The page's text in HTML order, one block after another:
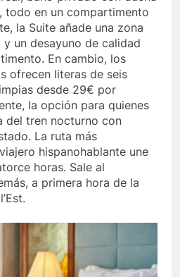
todo en un compartimento
la Suite añade una zona
un desayuno de calidad
En cambio, los
ofrecen literas de seis
desde 29€ por
la opción para quienes
del tren nocturno con
La ruta más
hispanohablante une
horas. Sale al
a primera hora de la